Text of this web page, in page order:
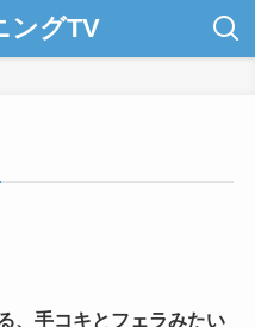
ングTV
、手コキとフェラみたい